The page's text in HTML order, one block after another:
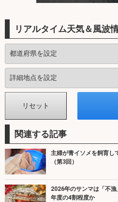
リアルタイム天気＆風波
関連する記事
主婦が青イソメを飼育
（第3回）
2026年のサンマは「不
年度の4割程度か